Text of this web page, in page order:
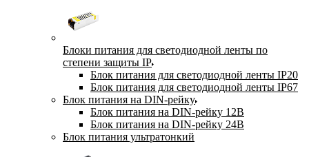
Блоки питания для светодиодной ленты по
степени защиты IP
Блок питания для светодиодной ленты IP20
Блок питания для светодиодной ленты IP67
Блок питания на DIN-рейку
Блок питания на DIN-рейку 12В
Блок питания на DIN-рейку 24В
Блок питания ультратонкий